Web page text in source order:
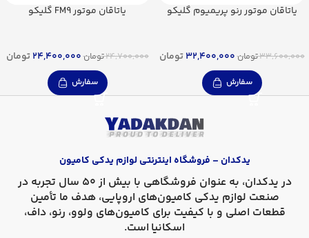
یاتاقان موتور رنو پریمیوم گلیکو
33,600,000تومان32,400,000 تومان
سفارش
یاتاقان موتور FM9 گلیکو
24,700,000تومان24,400,000 تومان
سفارش
یدکدان – فروشگاه اینترنتی لوازم یدکی کامیون
در یدکدان
، به عنوان فروشگاهی با بیش از 50 سال تجربه در
صنعت لوازم یدکی کامیون‌های اروپایی، هدف ما تأمین
قطعات اصلی و با کیفیت برای کامیون‌های ولوو، رنو، داف،
اسکانیا است.